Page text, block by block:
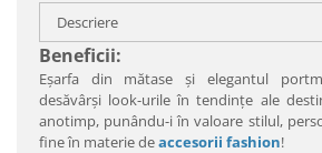
Descriere
Beneficii:
Eşarfa din mătase şi elegantul
desăvârşi look-urile în tendinţe ale
anotimp, punându-i în valoare stilul,
fine în materie deaccesorii fashion!